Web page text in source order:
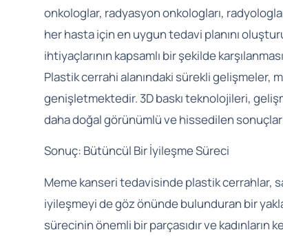
onkologlar, radyasyon onkologları,
her hasta için en uygun tedavi planını
ihtiyaçlarının kapsamlı bir şekilde
Plastik cerrahi alanındaki sürekli gelişmeler,
genişletmektedir. 3D baskı teknolojileri,
daha doğal görünümlü ve hissedilen
Sonuç: Bütüncül Bir İyileşme Süreci
Meme kanseri tedavisinde plastik cerrahlar,
iyileşmeyi de göz önünde bulunduran bir
sürecinin önemli bir parçasıdır ve